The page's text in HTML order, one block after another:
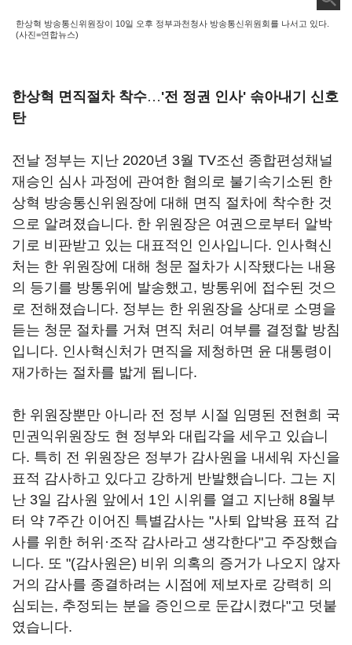
한상혁 방송통신위원장이 10일 오후 정부과천청사 방송통신위원회를 나서고 있다.
(사진=연합뉴스)
한상혁 면직절차 착수…'전 정권 인사' 솎아내기 신호
탄
전날 정부는 지난 2020년 3월 TV조선 종합편성채널
재승인 심사 과정에 관여한 혐의로 불기속기소된 한
상혁 방송통신위원장에 대해 면직 절차에 착수한 것
으로 알려졌습니다. 한 위원장은 여권으로부터 알박
기로 비판받고 있는 대표적인 인사입니다. 인사혁신
처는 한 위원장에 대해 청문 절차가 시작됐다는 내용
의 등기를 방통위에 발송했고, 방통위에 접수된 것으
로 전해졌습니다. 정부는 한 위원장을 상대로 소명을
듣는 청문 절차를 거쳐 면직 처리 여부를 결정할 방침
입니다. 인사혁신처가 면직을 제청하면 윤 대통령이
재가하는 절차를 밟게 됩니다.
한 위원장뿐만 아니라 전 정부 시절 임명된 전현희 국
민권익위원장도 현 정부와 대립각을 세우고 있습니
다. 특히 전 위원장은 정부가 감사원을 내세워 자신을
표적 감사하고 있다고 강하게 반발했습니다. 그는 지
난 3일 감사원 앞에서 1인 시위를 열고 지난해 8월부
터 약 7주간 이어진 특별감사는 "사퇴 압박용 표적 감
사를 위한 허위·조작 감사라고 생각한다"고 주장했습
니다. 또 "(감사원은) 비위 의혹의 증거가 나오지 않자
거의 감사를 종결하려는 시점에 제보자로 강력히 의
심되는, 추정되는 분을 증인으로 둔갑시켰다"고 덧붙
였습니다.